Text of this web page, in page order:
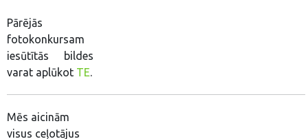
Pārējās
fotokonkursam
iesūtītās bildes
varat aplūkot TE.
Mēs aicinām
visus ceļotājus